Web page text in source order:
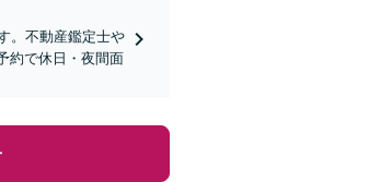
。不動産鑑定士や
約で休日・夜間面